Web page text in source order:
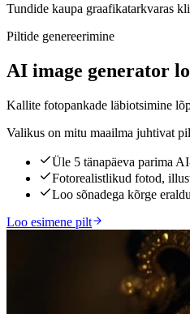
Tundide kaupa graafikatarkvaras
Piltide genereerimine
AI image generator
Kallite fotopankade läbiotsimine
Valikus on mitu maailma juhtivat
Üle 5 tänapäeva parima
Fotorealistlikud fotod,
Loo sõnadega kõrge
Loo esimene pilt